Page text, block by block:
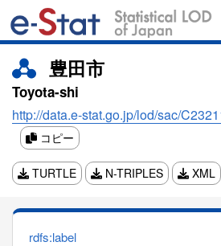
豊田市
Toyota-shi
http://data.e-stat.go.jp/lod/sac/
コピー
TURTLE N-TRIPLES XML
rdfs:label